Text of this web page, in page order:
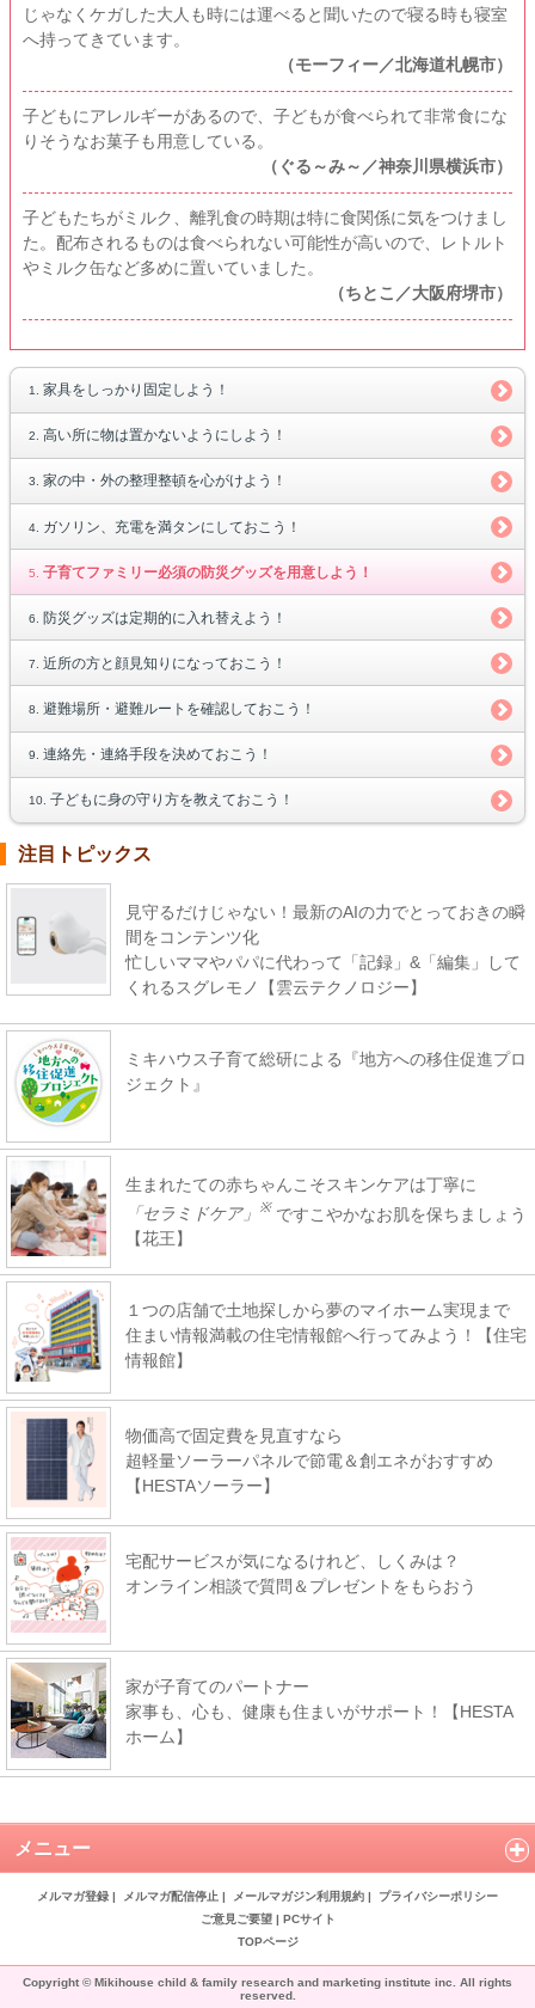
じゃなくケガした大人も時には運べると聞いたので寝る時も寝室
へ持ってきています。
（モーフィー／北海道札幌市）
子どもにアレルギーがあるので、子どもが食べられて非常食にな
りそうなお菓子も用意している。
（ぐる～み～／神奈川県横浜市）
子どもたちがミルク、離乳食の時期は特に食関係に気をつけまし
た。配布されるものは食べられない可能性が高いので、レトルト
やミルク缶など多めに置いていました。
（ちとこ／大阪府堺市）
家具をしっかり固定しよう！
高い所に物は置かないようにしよう！
家の中・外の整理整頓を心がけよう！
ガソリン、充電を満タンにしておこう！
子育てファミリー必須の防災グッズを用意しよう！
防災グッズは定期的に入れ替えよう！
近所の方と顔見知りになっておこう！
避難場所・避難ルートを確認しておこう！
連絡先・連絡手段を決めておこう！
子どもに身の守り方を教えておこう！
注目トピックス
見守るだけじゃない！最新のAIの力でとっておきの瞬
間をコンテンツ化
忙しいママやパパに代わって「記録」&「編集」して
くれるスグレモノ【雲云テクノロジー】
ミキハウス子育て総研による『地方への移住促進プロ
ジェクト』
生まれたての赤ちゃんこそスキンケアは丁寧に
「セラミドケア」
※ ですこやかなお肌を保ちましょう
【花王】
１つの店舗で土地探しから夢のマイホーム実現まで
住まい情報満載の住宅情報館へ行ってみよう！【住宅
情報館】
物価高で固定費を見直すなら
超軽量ソーラーパネルで節電＆創エネがおすすめ
【HESTAソーラー】
宅配サービスが気になるけれど、しくみは？
オンライン相談で質問＆プレゼントをもらおう
家が子育てのパートナー
家事も、心も、健康も住まいがサポート！【HESTA
ホーム】
メニュー
メルマガ登録 | メルマガ配信停止 | メールマガジン利用規約 | プライバシーポリシー
ご意見ご要望| PCサイト
TOPページ
Copyright © Mikihouse child & family research and marketing institute inc. All rights
reserved.